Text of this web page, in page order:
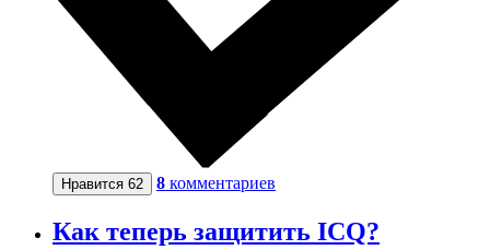
Нравится 62 8 комментариев
Как теперь защитить ICQ?